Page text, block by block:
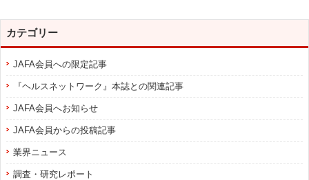
カテゴリー
JAFA会員への限定記事
『ヘルスネットワーク』本誌との関連記事
JAFA会員へお知らせ
JAFA会員からの投稿記事
業界ニュース
調査・研究レポート